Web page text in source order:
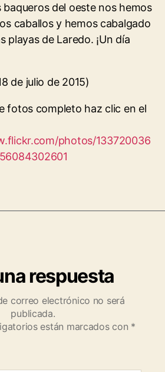
del oeste nos hemos
caballos y hemos cabalgado
playas de Laredo. ¡Un día
de julio de 2015)
fotos completo haz clic en el
photos/133720036
respuesta
correo electrónico no será
publicada.
están marcados con *